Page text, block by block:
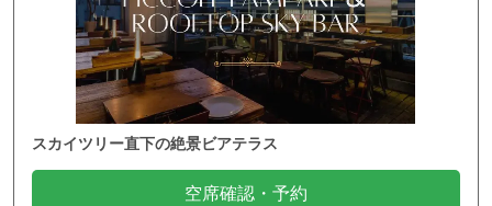
スカイツリー直下の絶景ビアテラス
空席確認・予約